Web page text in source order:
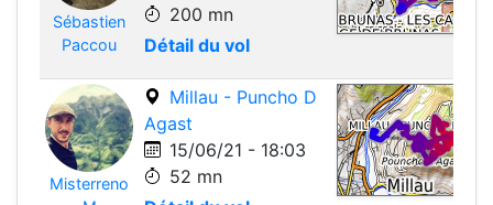
Sébastien
Paccou
200 mn
Détail du vol
Misterreno
Millau - Puncho D
Agast
15/06/21 - 18:03
52 mn